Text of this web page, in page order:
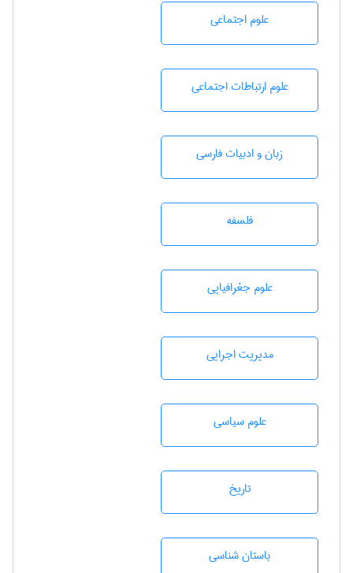
علوم اجتماعی
علوم ارتباطات اجتماعی
زبان و ادبيات فارسی
فلسفه
علوم جغرافيايی
مديريت اجرايی
علوم سياسی
تاريخ
باستان شناسی